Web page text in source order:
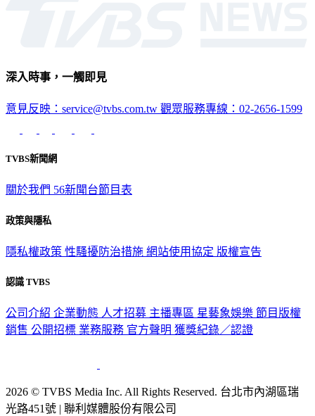
深入時事，一觸即見
意見反映：service@tvbs.com.tw 觀眾服務專線：02-2656-1599
TVBS新聞網
關於我們 56新聞台節目表
政策與隱私
隱私權政策 性騷擾防治措施 網站使用協定 版權宣告
認識 TVBS
公司介紹 企業動態 人才招募 主播專區 星藝象娛樂 節目版權
銷售 公開招標 業務服務 官方聲明 獲獎紀錄／認證
2026 © TVBS Media Inc. All Rights Reserved. 台北市內湖區瑞
光路451號 | 聯利媒體股份有限公司